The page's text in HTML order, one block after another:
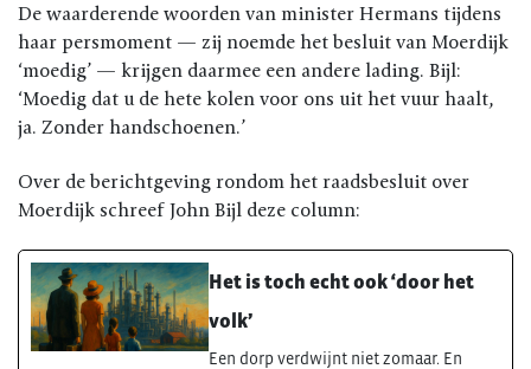
De waarderende woorden van minister Hermans tijdens
haar persmoment — zij noemde het besluit van Moerdijk
‘moedig’ — krijgen daarmee een andere lading. Bijl:
‘Moedig dat u de hete kolen voor ons uit het vuur haalt,
ja. Zonder handschoenen.’
Over de berichtgeving rondom het raadsbesluit over
Moerdijk schreef John Bijl deze column:
Het is toch echt ook ‘door het
volk’
Een dorp verdwijnt niet zomaar. En